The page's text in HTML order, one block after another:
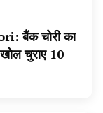
बैंक चोरी का
चुराए 10